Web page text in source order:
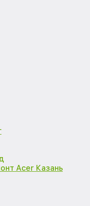
Acer Казань